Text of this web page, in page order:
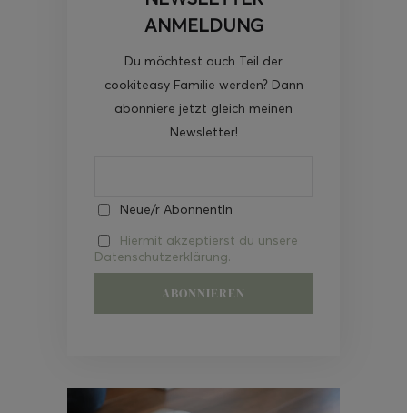
ANMELDUNG
Du möchtest auch Teil der
cookiteasy Familie werden? Dann
abonniere jetzt gleich meinen
Newsletter!
Neue/r AbonnentIn
Hiermit akzeptierst du unsere
Datenschutzerklärung.
Video-